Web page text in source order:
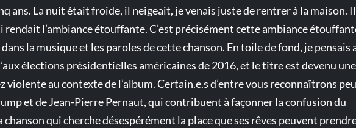
ans. La nuit était froide, il neigeait, je venais juste de rentrer à la maison. Il
rendait l’ambiance étouffante. C’est précisément cette ambiance
la musique et les paroles de cette chanson. En toile de fond, je pensais
élections présidentielles américaines de 2016, et le titre est devenu une
violente au contexte de l’album. Certain.e.s d’entre vous reconnaîtrons
et de Jean-Pierre Pernaut, qui contribuent à façonner la confusion du
qui cherche désespérément la place que ses rêves peuvent